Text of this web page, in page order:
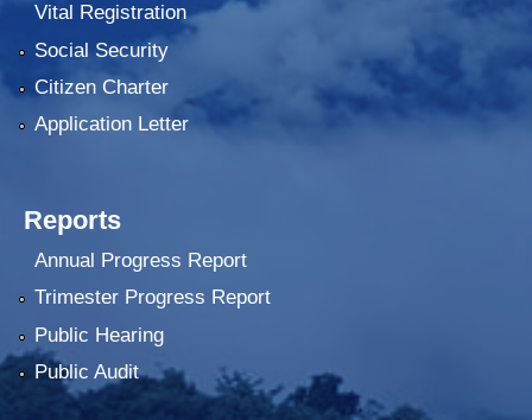
Vital Registration
Social Security
Citizen Charter
Application Letter
Reports
Annual Progress Report
Trimester Progress Report
Public Hearing
Public Audit